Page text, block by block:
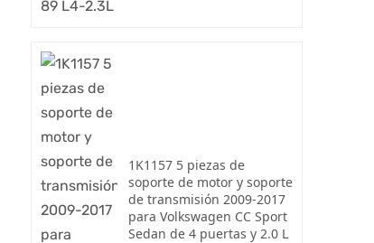
1K1157 5 piezas de
soporte de motor y soporte
de transmisión 2009-2017
para Volkswagen CC Sport
Sedan de 4 puertas y 2.0 L